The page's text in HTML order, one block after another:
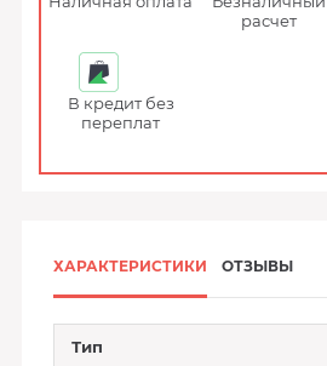
расчет
В кредит без
переплат
ХАРАКТЕРИСТИКИ ОТЗЫВЫ
Тип